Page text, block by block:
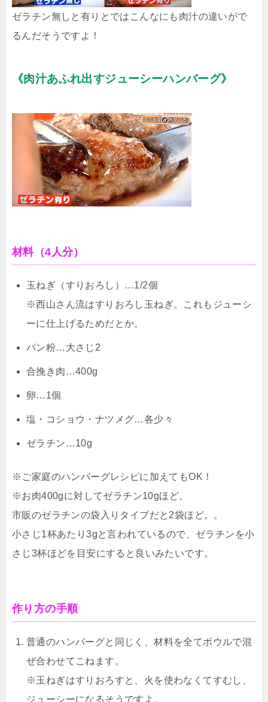
ゼラチン無しと有りとではこんなにも肉汁の違いがで
るんだそうですよ！
《肉汁あふれ出すジューシーハンバーグ》
材料（4人分）
玉ねぎ（すりおろし）…1/2個
※西山さん流はすりおろし玉ねぎ。これもジューシ
ーに仕上げるためだとか。
パン粉…大さじ2
合挽き肉…400g
卵…1個
塩・コショウ・ナツメグ…各少々
ゼラチン…10g
※ご家庭のハンバーグレシピに加えてもOK！
※お肉400gに対してゼラチン10gほど。
市販のゼラチンの袋入りタイプだと2袋ほど。。
小さじ1杯あたり3gと言われているので、ゼラチンを小
さじ3杯ほどを目安にすると良いみたいです。
作り方の手順
普通のハンバーグと同じく、材料を全てボウルで混
ぜ合わせてこねます。
※玉ねぎはすりおろすと、火を使わなくてすむし、
ジューシーになるそうですよ。